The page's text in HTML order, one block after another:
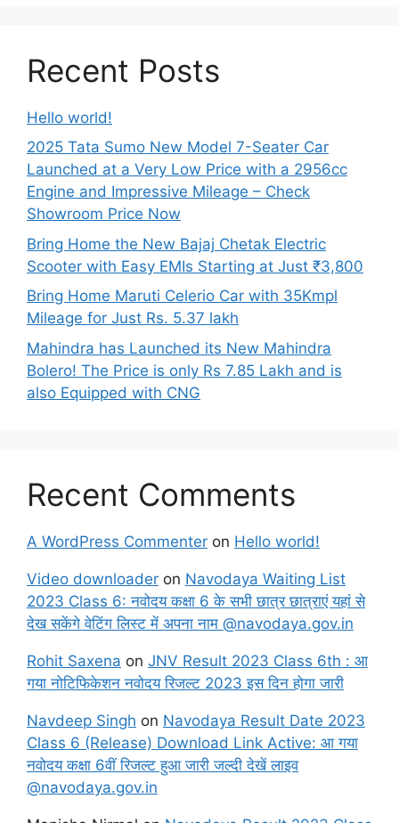
Recent Posts
Hello world!
2025 Tata Sumo New Model 7-Seater Car
Launched at a Very Low Price with a 2956cc
Engine and Impressive Mileage – Check
Showroom Price Now
Bring Home the New Bajaj Chetak Electric
Scooter with Easy EMIs Starting at Just ₹3,800
Bring Home Maruti Celerio Car with 35Kmpl
Mileage for Just Rs. 5.37 lakh
Mahindra has Launched its New Mahindra
Bolero! The Price is only Rs 7.85 Lakh and is
also Equipped with CNG
Recent Comments
A WordPress Commenter on Hello world!
Video downloader on Navodaya Waiting List
2023 Class 6: नवोदय कक्षा 6 के सभी छात्र छात्राएं यहां से
देख सकेंगे वेटिंग लिस्ट में अपना नाम @navodaya.gov.in
Rohit Saxena on JNV Result 2023 Class 6th : आ
गया नोटिफिकेशन नवोदय रिजल्ट 2023 इस दिन होगा जारी
Navdeep Singh on Navodaya Result Date 2023
Class 6 (Release) Download Link Active: आ गया
नवोदय कक्षा 6वीं रिजल्ट हुआ जारी जल्दी देखें लाइव
@navodaya.gov.in